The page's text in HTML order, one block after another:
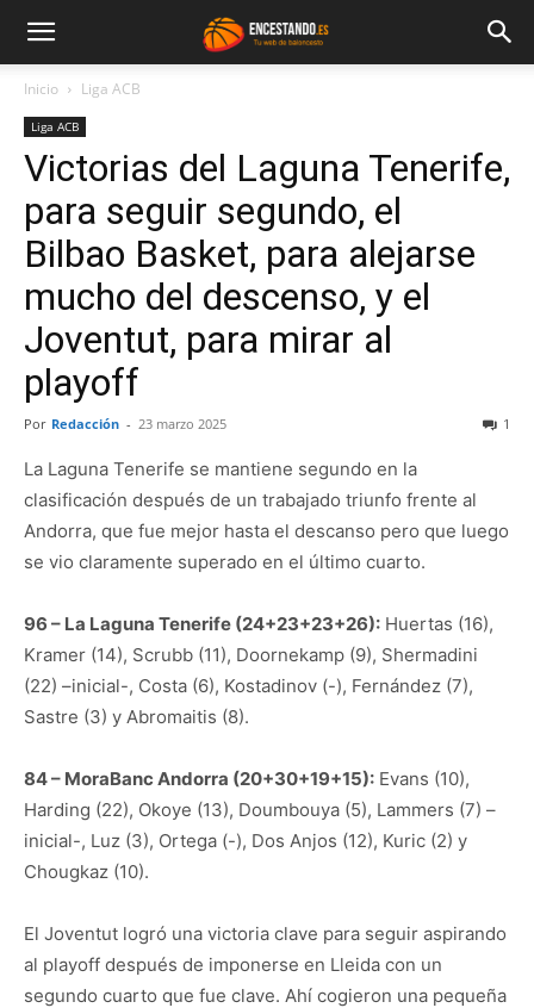
Inicio Liga ACB
Liga ACB
Victorias del Laguna Tenerife,
para seguir segundo, el
Bilbao Basket, para alejarse
mucho del descenso, y el
Joventut, para mirar al
playoff
Por Redacción - 23 marzo 2025 1
La Laguna Tenerife se mantiene segundo en la
clasificación después de un trabajado triunfo frente al
Andorra, que fue mejor hasta el descanso pero que luego
se vio claramente superado en el último cuarto.
96 – La Laguna Tenerife (24+23+23+26): Huertas (16),
Kramer (14), Scrubb (11), Doornekamp (9), Shermadini
(22) –inicial-, Costa (6), Kostadinov (-), Fernández (7),
Sastre (3) y Abromaitis (8).
84 – MoraBanc Andorra (20+30+19+15): Evans (10),
Harding (22), Okoye (13), Doumbouya (5), Lammers (7) –
inicial-, Luz (3), Ortega (-), Dos Anjos (12), Kuric (2) y
Chougkaz (10).
El Joventut logró una victoria clave para seguir aspirando
al playoff después de imponerse en Lleida con un
segundo cuarto que fue clave. Ahí cogieron una pequeña